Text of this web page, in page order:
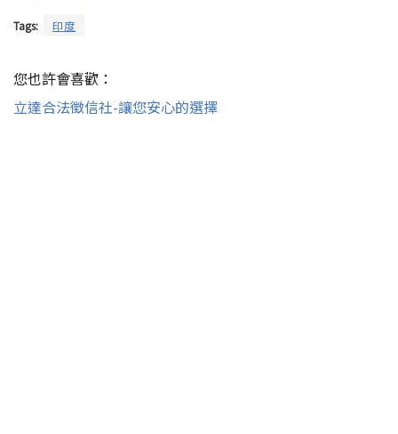
Tags: 印度
您也許會喜歡：
立達合法徵信社-讓您安心的選擇